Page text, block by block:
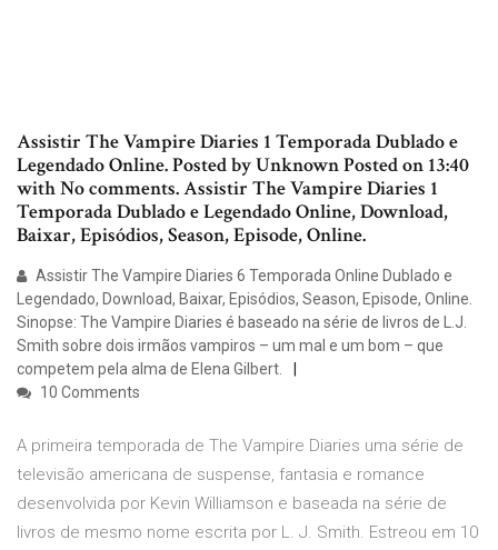
Assistir The Vampire Diaries 1 Temporada Dublado e
Legendado Online. Posted by Unknown Posted on 13:40
with No comments. Assistir The Vampire Diaries 1
Temporada Dublado e Legendado Online, Download,
Baixar, Episódios, Season, Episode, Online.
Assistir The Vampire Diaries 6 Temporada Online Dublado e
Legendado, Download, Baixar, Episódios, Season, Episode, Online.
Sinopse: The Vampire Diaries é baseado na série de livros de L.J.
Smith sobre dois irmãos vampiros – um mal e um bom – que
competem pela alma de Elena Gilbert.
10 Comments
A primeira temporada de The Vampire Diaries uma série de
televisão americana de suspense, fantasia e romance
desenvolvida por Kevin Williamson e baseada na série de
livros de mesmo nome escrita por L. J. Smith. Estreou em 10